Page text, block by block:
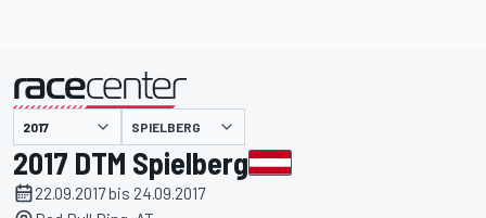
SPIELBERG
2017 DTM Spielberg
22.09.2017 bis 24.09.2017